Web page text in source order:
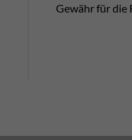
Gewähr für die